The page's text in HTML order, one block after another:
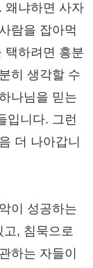
왜냐하면 사자
람을 잡아먹
택하려면 흥분
히 생각할 수
나님을 믿는
입니다. 그런
더 나아갑니
이 성공하는
고, 침묵으로
하는 자들이